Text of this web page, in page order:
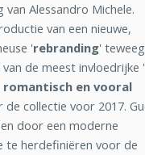
Alessandro Michele.
van een nieuwe,
'rebranding' teweeg
de meest invloedrijke
romantisch en vooral
collectie voor 2017.
door een moderne
te herdefiniëren voor de